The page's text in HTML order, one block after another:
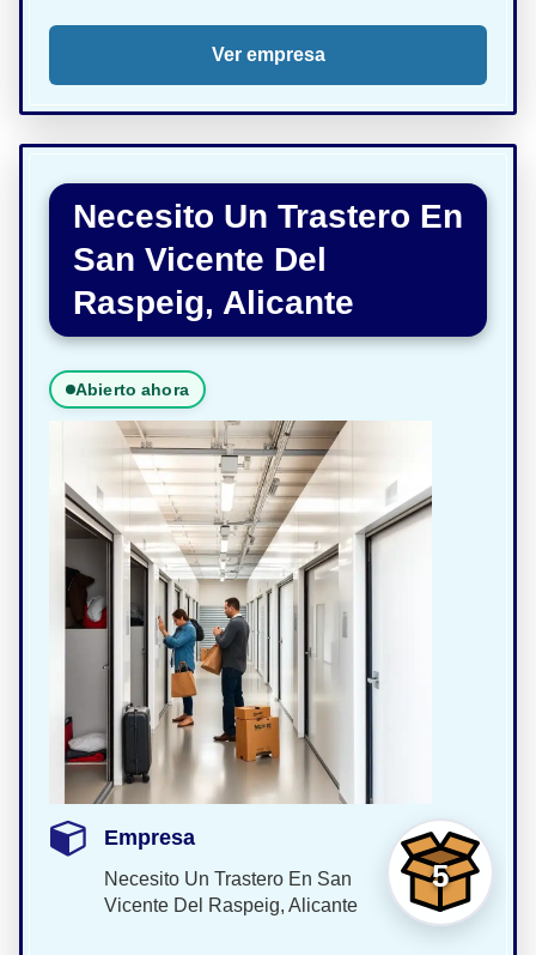
Ver empresa
Necesito Un Trastero En
San Vicente Del
Raspeig, Alicante
Abierto ahora
5
Empresa
Necesito Un Trastero En San
Vicente Del Raspeig, Alicante